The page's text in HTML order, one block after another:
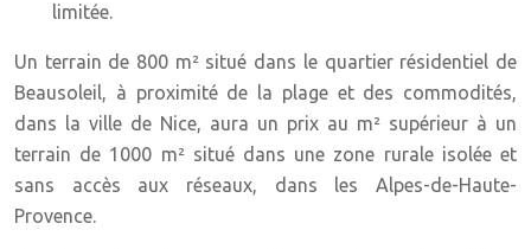
limitée.
Un terrain de 800 m² situé dans le quartier résidentiel de
Beausoleil, à proximité de la plage et des commodités,
dans la ville de Nice, aura un prix au m² supérieur à un
terrain de 1000 m² situé dans une zone rurale isolée et
sans accès aux réseaux, dans les Alpes-de-Haute-
Provence.